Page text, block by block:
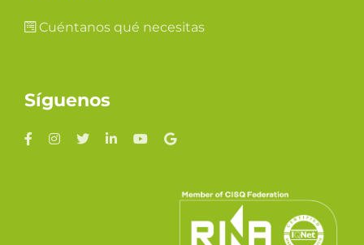
Cuéntanos qué necesitas
Síguenos